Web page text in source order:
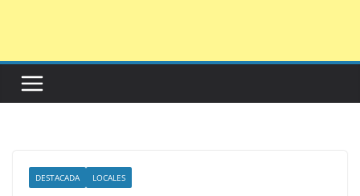
DESTACADA LOCALES